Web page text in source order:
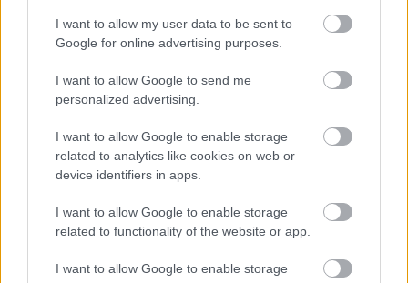
I want to allow my user data to be sent to
Google for online advertising purposes.
I want to allow Google to send me
personalized advertising.
I want to allow Google to enable storage
related to analytics like cookies on web or
device identifiers in apps.
I want to allow Google to enable storage
related to functionality of the website or app.
I want to allow Google to enable storage
Νέος σχεδιασμός καταλύτη βελτιώνει
την παραγωγή αμμωνίας
καταστέλλοντας ανεπιθύμητες
αντιδράσεις